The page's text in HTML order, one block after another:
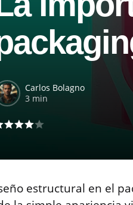
Carlos Bolagno
3 min
estructural en el